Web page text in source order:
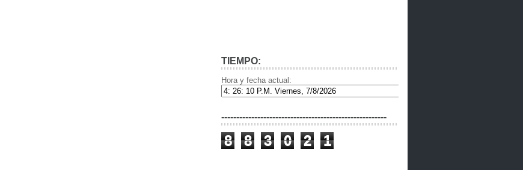
TIEMPO:
Hora y fecha actual:
-------------------------------------------------------
8 8 3 0 2 1